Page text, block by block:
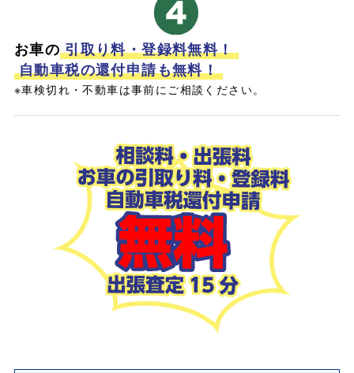
お車の 引取り料・登録料無料！
自動車税の還付申請も無料！
※車検切れ・不動車は事前にご相談ください。